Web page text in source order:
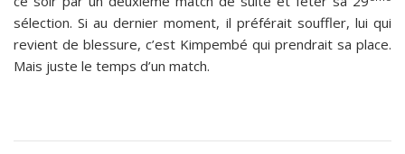
sélection. Si au dernier moment, il préférait souffler, lui qui
revient de blessure, c’est Kimpembé qui prendrait sa place.
Mais juste le temps d’un match.